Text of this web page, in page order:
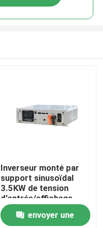
Inverseur monté par
support sinusoïdal
3.5KW de tension
d'entrée/affichage
d'affichage à cristaux
liquides à C.A. de
envoyer une